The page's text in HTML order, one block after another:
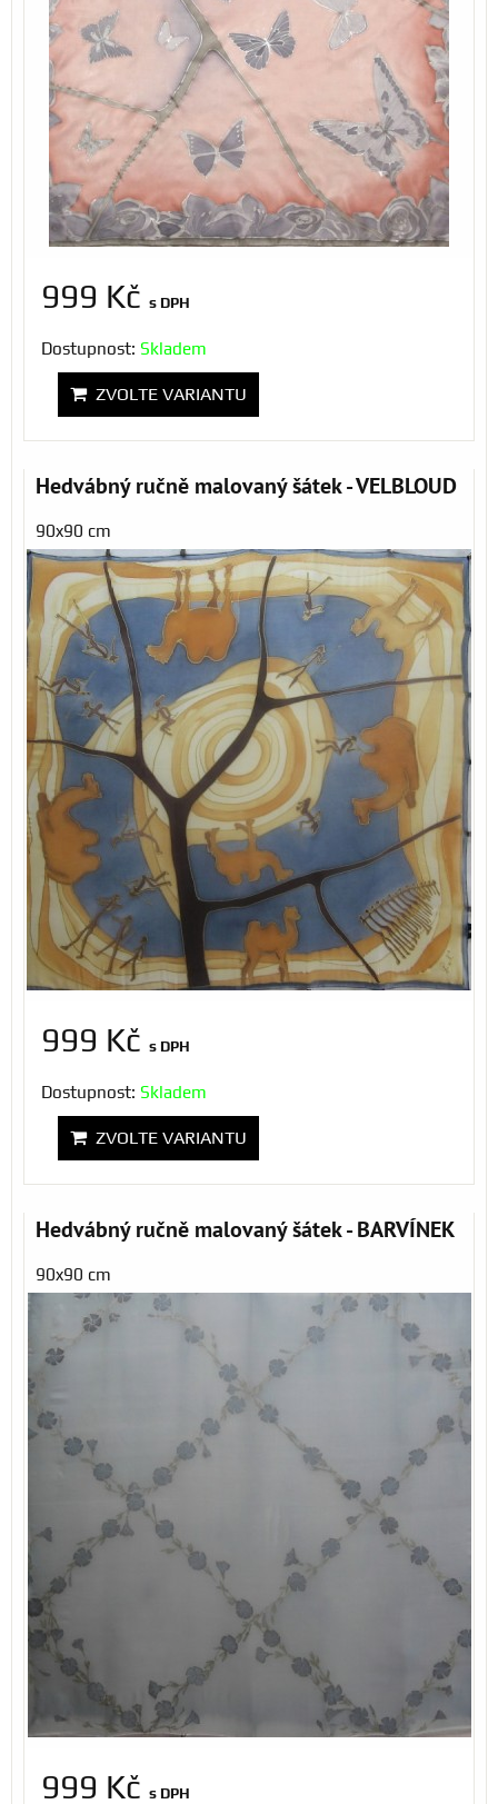
999 Kč s DPH
Dostupnost: Skladem
ZVOLTE VARIANTU
Hedvábný ručně malovaný šátek - VELBLOUD
90x90 cm
999 Kč s DPH
Dostupnost: Skladem
ZVOLTE VARIANTU
Hedvábný ručně malovaný šátek - BARVÍNEK
90x90 cm
999 Kč s DPH